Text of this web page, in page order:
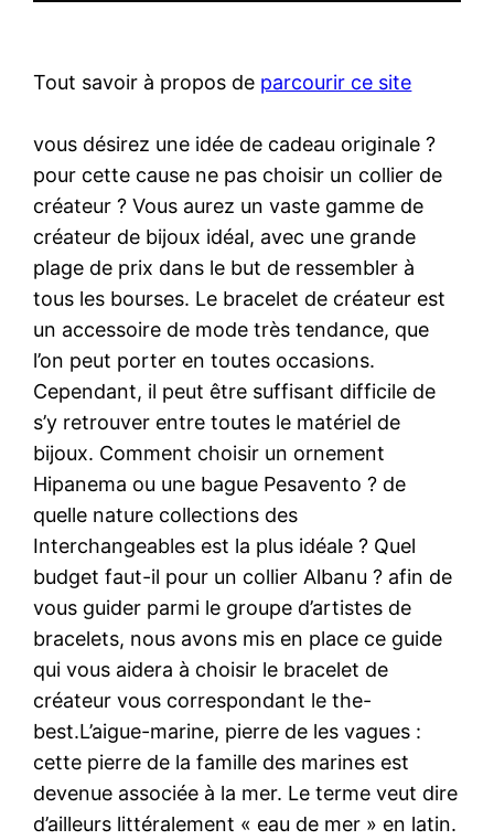
Tout savoir à propos de parcourir ce site
vous désirez une idée de cadeau originale ?
pour cette cause ne pas choisir un collier de
créateur ? Vous aurez un vaste gamme de
créateur de bijoux idéal, avec une grande
plage de prix dans le but de ressembler à
tous les bourses. Le bracelet de créateur est
un accessoire de mode très tendance, que
l’on peut porter en toutes occasions.
Cependant, il peut être suffisant difficile de
s’y retrouver entre toutes le matériel de
bijoux. Comment choisir un ornement
Hipanema ou une bague Pesavento ? de
quelle nature collections des
Interchangeables est la plus idéale ? Quel
budget faut-il pour un collier Albanu ? afin de
vous guider parmi le groupe d’artistes de
bracelets, nous avons mis en place ce guide
qui vous aidera à choisir le bracelet de
créateur vous correspondant le the-
best.L’aigue-marine, pierre de les vagues :
cette pierre de la famille des marines est
devenue associée à la mer. Le terme veut dire
d’ailleurs littéralement « eau de mer » en latin.